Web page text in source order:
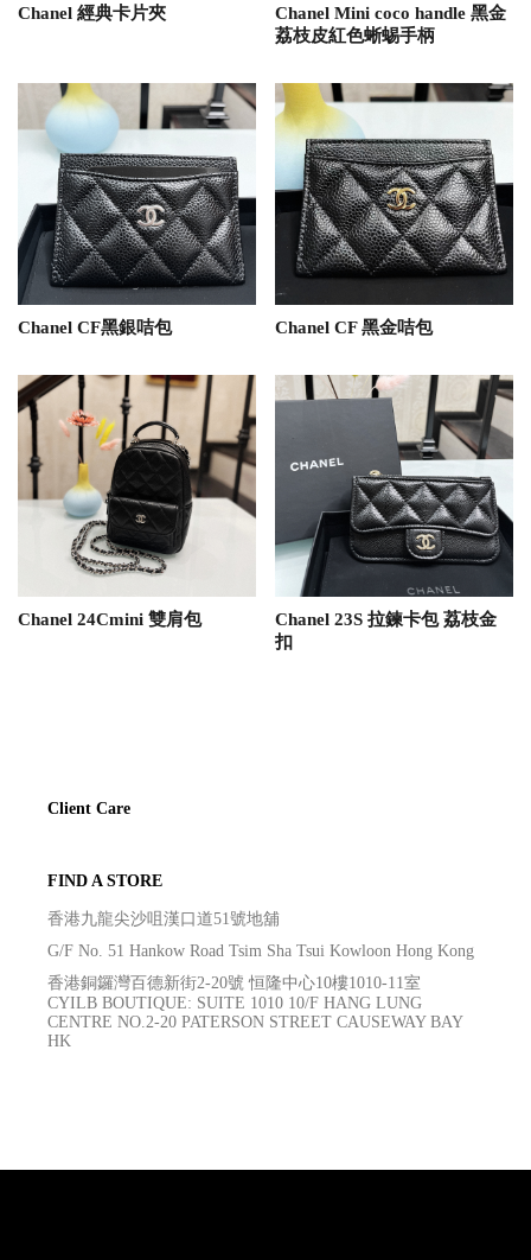
Chanel 經典卡片夾
Chanel Mini coco handle 黑金
荔枝皮紅色蜥蜴手柄
Chanel CF黑銀咭包 Chanel CF 黑金咭包
Chanel 24Cmini 雙肩包
Chanel 23S 拉鍊卡包 荔枝金
扣
Client Care
FIND A STORE
香港九龍尖沙咀漢口道51號地舖
G/F No. 51 Hankow Road Tsim Sha Tsui Kowloon Hong Kong
香港銅鑼灣百德新街2-20號 恒隆中心10樓1010-11室
CYILB BOUTIQUE: SUITE 1010 10/F HANG LUNG
CENTRE NO.2-20 PATERSON STREET CAUSEWAY BAY
HK